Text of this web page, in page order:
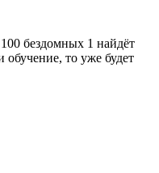
бездомных 1 найдёт
обучение, то уже будет